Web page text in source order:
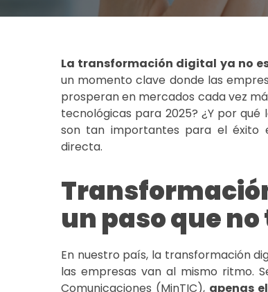
La transformación digital ya no
un momento clave donde las
prosperan en mercados cada vez
tecnológicas para 2025? ¿Y por qué
son tan importantes para el éxito
directa.
un paso que
En nuestro país, la transformación
las empresas van al mismo ritmo.
Comunicaciones (MinTIC), apenas